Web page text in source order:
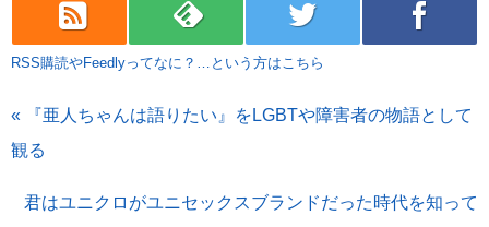
rss feedly twitter facebook
RSS購読やFeedlyってなに？…という方はこちら
« 『亜人ちゃんは語りたい』をLGBTや障害者の物語として
観る
君はユニクロがユニセックスブランドだった時代を知って